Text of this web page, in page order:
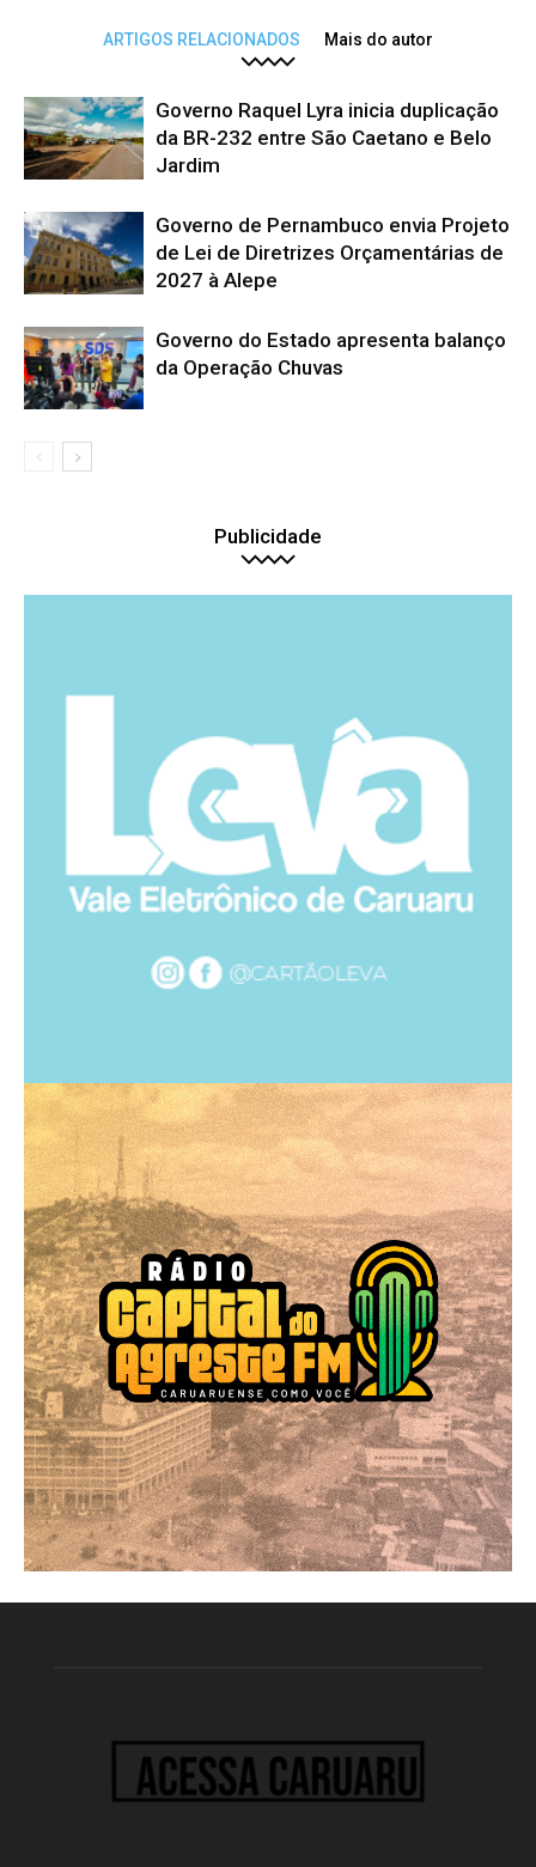
ARTIGOS RELACIONADOS Mais do autor
Governo Raquel Lyra inicia duplicação
da BR-232 entre São Caetano e Belo
Jardim
Governo de Pernambuco envia Projeto
de Lei de Diretrizes Orçamentárias de
2027 à Alepe
Governo do Estado apresenta balanço
da Operação Chuvas
Publicidade